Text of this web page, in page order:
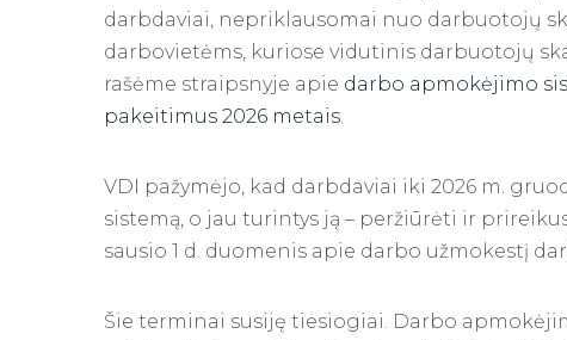
darbdaviai, nepriklausomai nuo darbuotojų
darbovietėms, kuriose vidutinis darbuotojų
rašėme straipsnyje apie darbo apmokėjimo
pakeitimus 2026 metais
VDI pažymėjo, kad darbdaviai iki 2026 m.
sistemą, o jau turintys ją – peržiūrėti ir
sausio 1 d. duomenis apie darbo užmokestį
Šie terminai susiję tiesiogiai. Darbo